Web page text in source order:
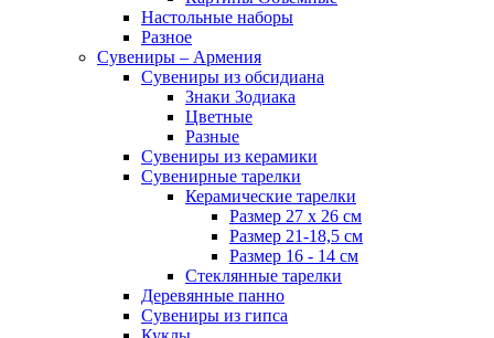
Настольные наборы
Разное
Сувениры – Армения
Сувениры из обсидиана
Знаки Зодиака
Цветные
Разные
Сувениры из керамики
Сувенирные тарелки
Керамические тарелки
Размер 27 х 26 см
Размер 21-18,5 см
Размер 16 - 14 см
Стеклянные тарелки
Деревянные панно
Сувениры из гипса